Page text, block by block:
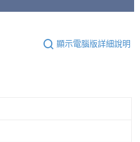
顯示電腦版詳細說明